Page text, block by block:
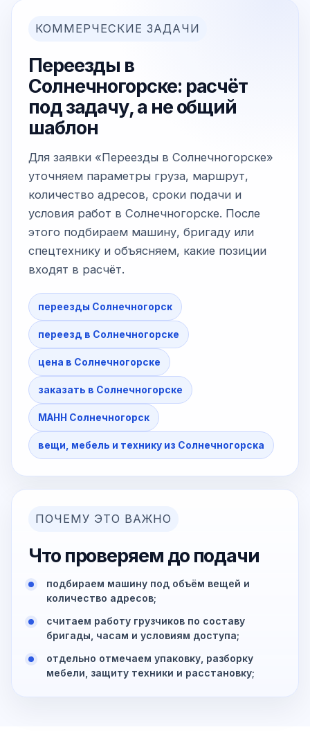
КОММЕРЧЕСКИЕ ЗАДАЧИ
Переезды в
Солнечногорске: расчёт
под задачу, а не общий
шаблон
Для заявки «Переезды в Солнечногорске»
уточняем параметры груза, маршрут,
количество адресов, сроки подачи и
условия работ в Солнечногорске. После
этого подбираем машину, бригаду или
спецтехнику и объясняем, какие позиции
входят в расчёт.
переезды Солнечногорск
переезд в Солнечногорске
цена в Солнечногорске
заказать в Солнечногорске
МАНН Солнечногорск
вещи, мебель и технику из Солнечногорска
ПОЧЕМУ ЭТО ВАЖНО
Что проверяем до подачи
подбираем машину под объём вещей и
количество адресов;
считаем работу грузчиков по составу
бригады, часам и условиям доступа;
отдельно отмечаем упаковку, разборку
мебели, защиту техники и расстановку;